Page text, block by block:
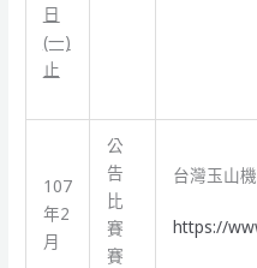
日
(一)
止
107
年2
月
公
告
比
賽
賽
台灣玉山
https://